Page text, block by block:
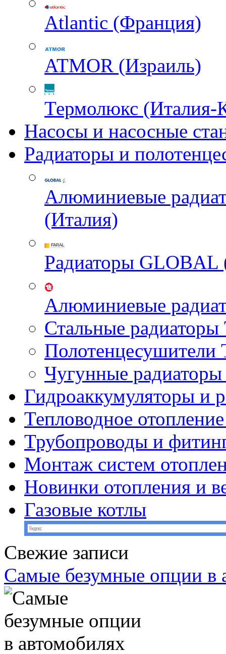
Atlantic (Франция)
ATMOR (Израиль)
Термолюкс (Италия-
Насосы и насосные
Радиаторы и
Алюминиевые
(Италия)
Радиаторы GLOBAL
Алюминиевые
Стальные
Чугунные
Гидроаккумуляторы и
Тепловодное
Трубопроводы и
Монтаж систем
Новинки отопления и
Газовые котлы
Свежие записи
Самые безумные опции в